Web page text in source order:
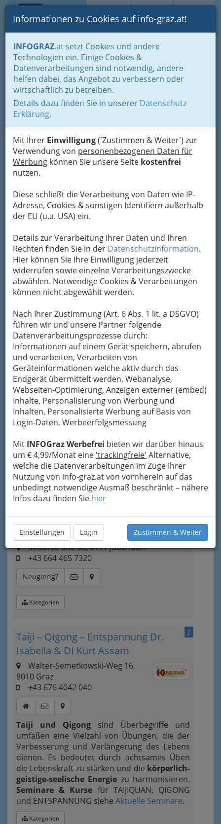
Suche Login Toggle
Informationen zu Cookies auf info-graz.at!
INFOGRAZ.at setzt Cookies und andere
Technologien ein. Einige Cookies &
Datenverarbeitungen sind notwendig, andere
helfen dabei, das Angebot zu verbessern oder
wirtschaftlich zu betreiben.
Details dazu finden Sie in unserer Datenschutz
Erklärung.
Mit Ihrer Einwilligung('Zustimmen & Weiter') zur
Verwendung von personenbezogenen Daten für
Werbung können Sie unsere Seite kostenfrei
nutzen.
Diese schließt die Verarbeitung von Daten wie IP-
Adresse, Cookies & sonstigen Identifiern außerhalb
der EU (u.a. USA) ein.
Details zur Verarbeitung Ihrer Daten und Ihren
Rechten finden Sie in der Datenschutzinformation.
Hier können Sie Ihre Einwilligung jederzeit
widerrufen sowie einzelne Verarbeitungszwecke
abwählen. Notwendige Cookies & Verarbeitungen
können nicht abgewählt werden.
Nach Ihrer Zustimmung (Art. 6 Abs. 1 lit. a DSGVO)
führen wir und unsere Partner folgende
Datenverarbeitungsprozesse durch:
Informationen auf einem Gerät speichern, abrufen
und verarbeiten, Verarbeiten von
Geräteinformationen welche aktiv durch das
Endgerät übermittelt werden, Webanalyse,
Webseiten-Optimierung, Anzeigen externer (embed)
Inhalte, Personalisierung von Werbung und
Inhalten, Personalisierte Werbung auf Basis von
Login-Daten, Werbeerfolgsmessung
Mit INFOGraz Werbefrei bieten wir darüber hinaus
um € 4,99/Monat eine 'trackingfreie' Alternative,
welche die Datenverarbeitungen im Zuge Ihrer
Nutzung von info-graz.at von vornherein auf das
unbedingt notwendige Ausmaß beschränkt – nähere
Infos dazu finden Sie hier
Einstellungen Login Zustimmen & Weiter
Home Branchen
Freizeit & Sport
Esoterik - Graz und Graz Umgebung? Schwer abzugrenzen!
Wer beschäftigt sich in Graz
und Graz Umgebung mit
Esoterik
erwarten; die Möglichkeit des Guten ist das
Ewige. Sören Kierkegaard
Esoterik kommt aus dem Griechischen und
bedeutete in der antiken Philosophie etwas wie
die Geheimlehre, die nicht jedem zugänglich sei.
Heute verstehen wir darunter eine
Gegenbewegung zum wissenschaftlich-
technologischen Denken, die thematisch breit
gefächert ist: Innenschau im weiteren Sinne wie
Selbsterkenntnis und Lebenshilfe, Beschäftigung
mit parapsychologischen Phänomenen, aber
auch Meditation und Teilgebiete der alternativen
Medizin gehören hierher.
BeimThema Esoterik ist das Angebot in
Graz und Graz Umgebung so reichlich,
dass jeder und jede etwas Passendes
findet.
Bezirksauswahl
1
Ilona Lesjak
Mitterstraße 63, 8111 Judendorf
+43 664 465 7320
Neugierig?
Kategorien
2
Taiji – Qigong – Entspannung Dr.
Isabella & DI Kurt Assam
Walter-Semetkowski-Weg 16,
8010 Graz
+43 676 4042 040
Taiji und Qigong sind Überbegriffe und
umfaßen eine Vielzahl von Übungen, die der
Verbesserung und Verlängerung des Lebens
dienen. Es bedeutet durch achtsames Üben
die Lebenskraft zu stärken und die körperlich-
geistige-seelische Energie zu harmonisieren.
Seminare & Kurse für TAIJIQUAN, QIGONG
und ENTSPANNUNG siehe Aktuelle Seminare.
Kategorien